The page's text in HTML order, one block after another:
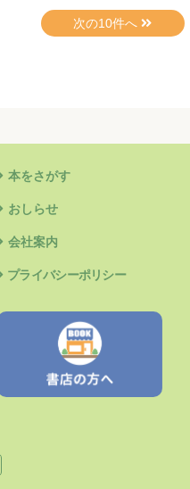
本をさがす
おしらせ
会社案内
プライバシーポリシー